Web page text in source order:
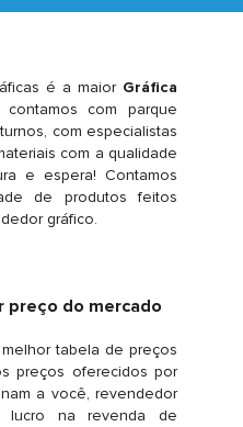
é a maior Gráfica
contamos com parque
com especialistas
com a qualidade
e espera! Contamos
de produtos feitos
gráfico.
preço do mercado
tabela de preços
preços oferecidos por
a você, revendedor
lucro na revenda de